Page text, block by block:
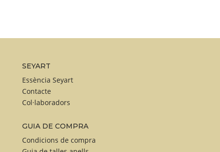
SEYART
Essència Seyart
Contacte
Col·laboradors
GUIA DE COMPRA
Condicions de compra